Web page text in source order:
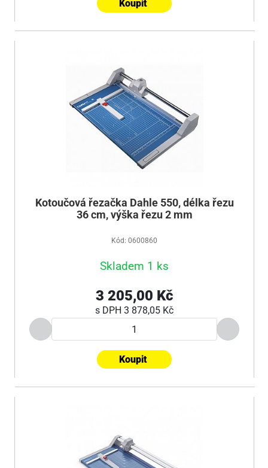
Koupit
Kotoučová řezačka Dahle 550, délka řezu
36 cm, výška řezu 2 mm
Kód: 0600860
Skladem 1 ks
3 205,00 Kč
s DPH 3 878,05 Kč
Koupit